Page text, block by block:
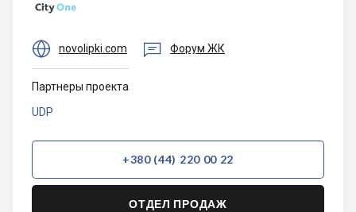
 novolipki.com  Форум ЖК
+380 (44) 220 00 22
ОТДЕЛ ПРОДАЖ
Партнеры проекта
UDP